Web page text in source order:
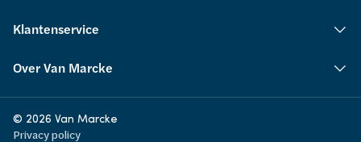
Klantenservice
Over Van Marcke
© 2026 Van Marcke
Privacy policy